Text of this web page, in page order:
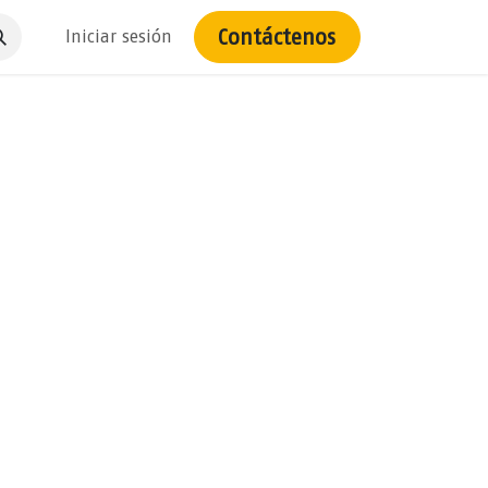
Iniciar sesión Contáctenos